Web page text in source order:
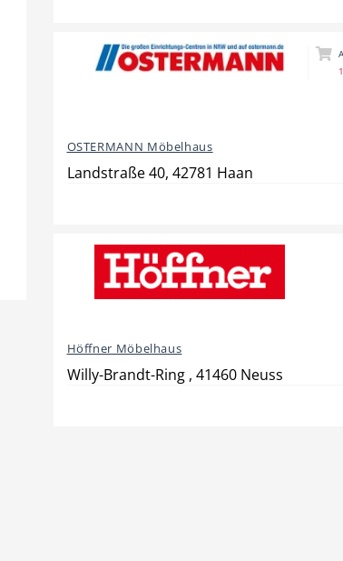
OSTERMANN Möbelhaus
Landstraße 40, 42781 Haan
Höffner Möbelhaus
Willy-Brandt-Ring , 41460 Neuss